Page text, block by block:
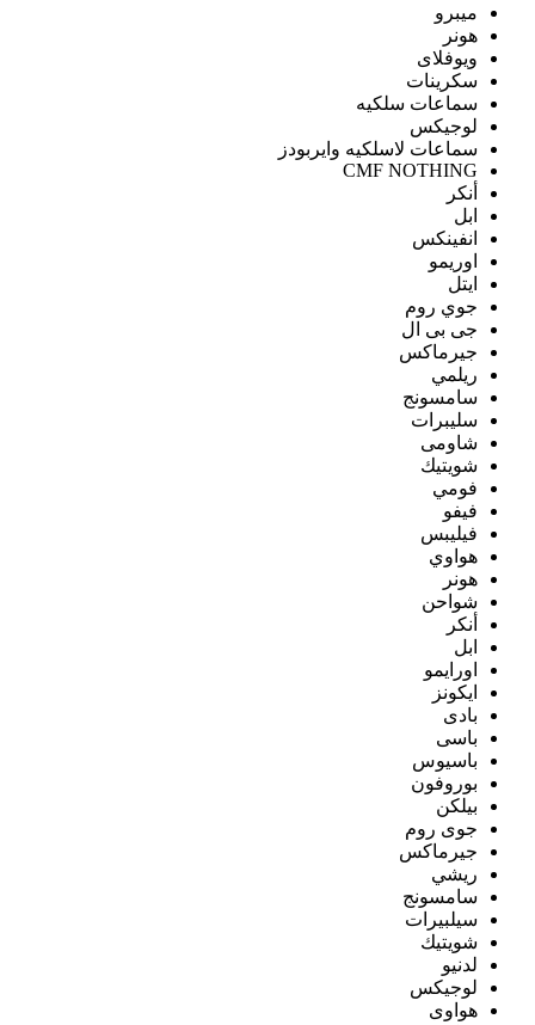
ميبرو
هونر
ويوفلاى
سكرينات
سماعات سلكيه
لوجيكس
سماعات لاسلكيه وايربودز
CMF NOTHING
أنكر
ابل
انفينكس
اوريمو
ايتل
جوي روم
جى بى ال
جيرماكس
ريلمي
سامسونج
سليبرات
شاومى
شويتيك
فومي
فيفو
فيليبس
هواوي
هونر
شواحن
أنكر
ابل
اورايمو
ايكونز
بادى
باسى
باسيوس
بوروفون
بيلكن
جوى روم
جيرماكس
ريشي
سامسونج
سيلبيرات
شويتيك
لدنيو
لوجيكس
هواوى